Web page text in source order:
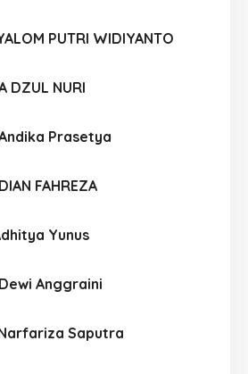
PUTRI WIDIYANTO
DZUL NURI
Prasetya
FAHREZA
Yunus
Anggraini
Saputra